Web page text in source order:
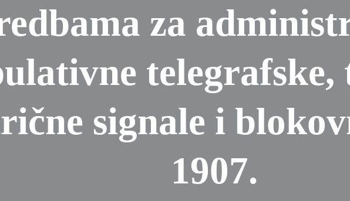
za
telegrafske,
signale i
1907.